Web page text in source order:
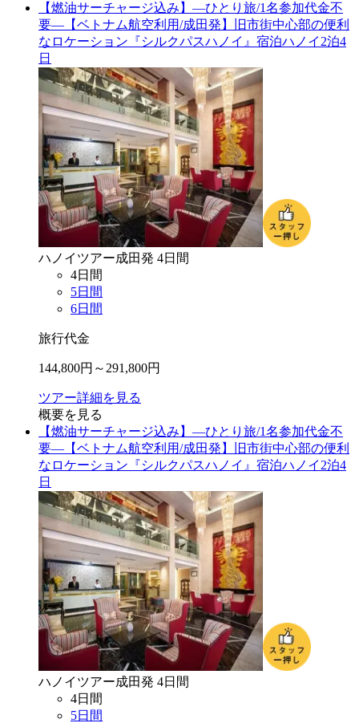
【燃油サーチャージ込み】―ひとり旅/1名参加代金不
要―【ベトナム航空利用/成田発】旧市街中心部の便利
なロケーション『シルクパスハノイ』宿泊ハノイ2泊4
日
ハノイ ツアー成田発 4日間
4日間
5日間
6日間
旅行代金
144,800円～ 291,800円
ツアー詳細を見る
概要を見る
【燃油サーチャージ込み】―ひとり旅/1名参加代金不
要―【ベトナム航空利用/成田発】旧市街中心部の便利
なロケーション『シルクパスハノイ』宿泊ハノイ2泊4
日
ハノイ ツアー成田発 4日間
4日間
5日間